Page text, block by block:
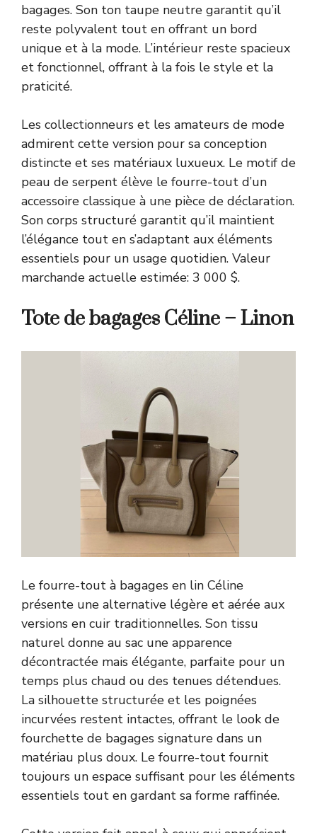
bagages. Son ton taupe neutre garantit qu’il
reste polyvalent tout en offrant un bord
unique et à la mode. L’intérieur reste spacieux
et fonctionnel, offrant à la fois le style et la
praticité.
Les collectionneurs et les amateurs de mode
admirent cette version pour sa conception
distincte et ses matériaux luxueux. Le motif de
peau de serpent élève le fourre-tout d’un
accessoire classique à une pièce de déclaration.
Son corps structuré garantit qu’il maintient
l’élégance tout en s’adaptant aux éléments
essentiels pour un usage quotidien. Valeur
marchande actuelle estimée: 3 000 $.
Tote de bagages Céline – Linon
Le fourre-tout à bagages en lin Céline
présente une alternative légère et aérée aux
versions en cuir traditionnelles. Son tissu
naturel donne au sac une apparence
décontractée mais élégante, parfaite pour un
temps plus chaud ou des tenues détendues.
La silhouette structurée et les poignées
incurvées restent intactes, offrant le look de
fourchette de bagages signature dans un
matériau plus doux. Le fourre-tout fournit
toujours un espace suffisant pour les éléments
essentiels tout en gardant sa forme raffinée.